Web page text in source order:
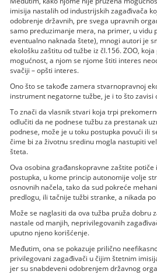
imisija nastalih od industrijskih zagađivača
odobrenje državnih, pre svega upravnih
samo preduzimanje mera, na primer, u vidu
eventualno naknada štete), mnogi autori je
ekološku zaštitu od tužbe iz čl.156. ZOO,
mogućnost, a njom se njome štiti interes
svačiji – opšti interes.
Ono što se takođe zamera stvarnopravnoj
instrument negatorne tužbe, je i to što
To znači da vlasnik stvari koja trpi
odlučiti da ne podnese tužbu za prestanak
podnese, može je u toku postupka povući ili
čime bi za životnu sredinu mogla nastupiti
šteta.
Ova osobina građanskopravne zaštite
postupka, u kome princip autonomije volje
osnovnih načela, tako da sud pokreće
predlogu, ili tačnije tužbi stranke, a nikada
Može se naglasiti da ova tužba pruža dobru
nastale od manjih, neprivilegovanih
uputno njeno korišćenje.
Međutim, ona se pokazuje prilično
privilegovani zagađivači u čijim štetnim
jer su snabdeveni odobrenjem državnog